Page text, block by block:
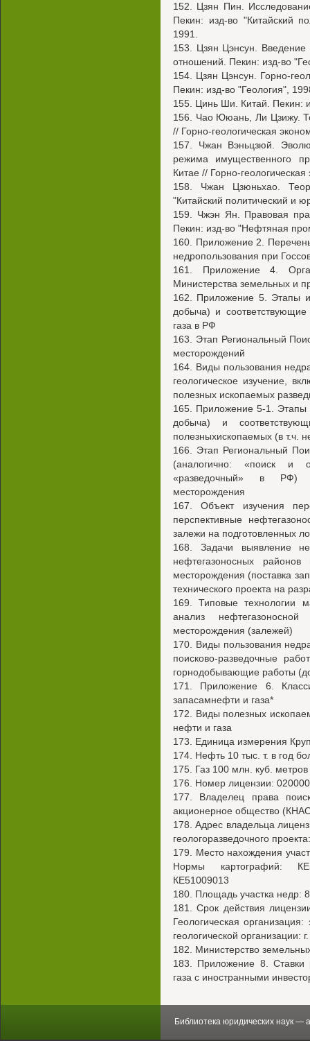
152. Цзян Пин.
Пекин: изд-во "Китайский
1991.
153. Цзян Цэнсун. Введение
отношений. Пекин: изд-во
154. Цзян Цэнсун. Горно-
Пекин: изд-во "Геология",
155. Цинь Ши. Китай. Пекин:
156. Чао Ююань, Ли Цзижу.
// Горно-геологическая
157. Чжан Вэньцзюй.
режима имущественного
Китае // Горно-
158. Чжан Цзюньхао.
"Китайский политический и
159. Чжэн Ян. Правовая
Пекин: изд-во "Нефтяная
160. Приложение 2.
недропользования при
161. Приложение 4.
Министерства земельных и
162. Приложение 5. Этапы и
добыча) и
газа в РФ
163. Этап Региональный
месторождений
164. Виды пользования
геологическое изучение,
полезных ископаемых
165. Приложение 5-1. Этапы
добыча) и
полезныхископаемых (в т.ч.
166. Этап Региональный
(аналогично: «поиск и
«разведочный» в РФ)
месторождения
167. Объект изучения
перспективные
залежи на подготовленных
168. Задачи выявление
нефтегазоносных
месторождения (поставка
технического проекта на
169. Типовые технологии
анализ
месторождения (залежей)
170. Виды пользования
поисково-разведочные
горнодобывающие работы
171. Приложение 6.
запасамнефти и газа*
172. Виды полезных
нефти и газа
173. Единица измерения
174. Нефть 10 тыс. т. в год
175. Газ 100 млн. куб.
176. Номер лицензии:
177. Владелец права
акционерное общество
178. Адрес владельца
геологоразведочного
179. Место нахождения
Нормы картографий:
КЕ51009013
180. Площадь участка недр:
181. Срок действия
Геологическая
геологической
182. Министерство
183. Приложение 8.
газа с иностранными
Библиотека юридических наук